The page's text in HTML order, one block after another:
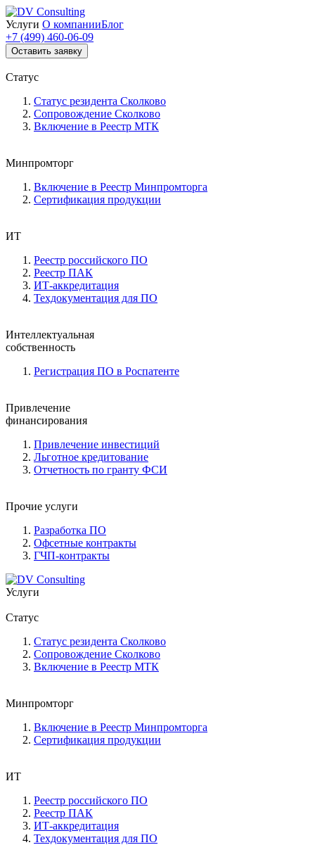
Услуги О компанииБлог
+7 (499) 460-06-09
Оставить заявку
Статус
Статус резидента Сколково
Сопровождение Сколково
Включение в Реестр МТК
Минпромторг
Включение в Реестр Минпромторга
Сертификация продукции
ИТ
Реестр российского ПО
Реестр ПАК
ИТ-аккредитация
Техдокументация для ПО
Интеллектуальная
собственность
Регистрация ПО в Роспатенте
Привлечение
финансирования
Привлечение инвестиций
Льготное кредитование
Отчетность по гранту ФСИ
Прочие услуги
Разработка ПО
Офсетные контракты
ГЧП-контракты
Услуги
Статус
Статус резидента Сколково
Сопровождение Сколково
Включение в Реестр МТК
Минпромторг
Включение в Реестр Минпромторга
Сертификация продукции
ИТ
Реестр российского ПО
Реестр ПАК
ИТ-аккредитация
Техдокументация для ПО